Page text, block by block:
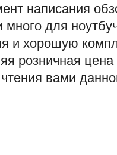
написания
много для
и хорошую
розничная
вами